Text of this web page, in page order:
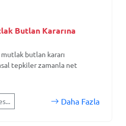
Butlan Kararına
butlan kararı
tepkiler zamanla net
Daha Fazla